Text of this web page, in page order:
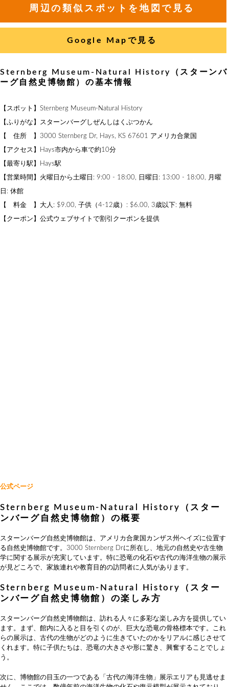
周辺の類似スポットを地図で見る
Google Mapで見る
Sternberg Museum-Natural History（スターンバ
ーグ自然史博物館）の基本情報
【スポット】Sternberg Museum-Natural History
【ふりがな】スターンバーグしぜんしはくぶつかん
【 住所 】3000 Sternberg Dr, Hays, KS 67601 アメリカ合衆国
【アクセス】Hays市内から車で約10分
【最寄り駅】Hays駅
【営業時間】火曜日から土曜日: 9:00 - 18:00, 日曜日: 13:00 - 18:00, 月曜
日: 休館
【 料金 】大人: $9.00, 子供（4-12歳）: $6.00, 3歳以下: 無料
【クーポン】公式ウェブサイトで割引クーポンを提供
公式ページ
Sternberg Museum-Natural History（スター
ンバーグ自然史博物館）の概要
スターンバーグ自然史博物館は、アメリカ合衆国カンザス州ヘイズに位置す
る自然史博物館です。3000 Sternberg Drに所在し、地元の自然史や古生物
学に関する展示が充実しています。特に恐竜の化石や古代の海洋生物の展示
が見どころで、家族連れや教育目的の訪問者に人気があります。
Sternberg Museum-Natural History（スター
ンバーグ自然史博物館）の楽しみ方
スターンバーグ自然史博物館は、訪れる人々に多彩な楽しみ方を提供してい
ます。まず、館内に入ると目を引くのが、巨大な恐竜の骨格標本です。これ
らの展示は、古代の生物がどのように生きていたのかをリアルに感じさせて
くれます。特に子供たちは、恐竜の大きさや形に驚き、興奮することでしょ
う。
次に、博物館の目玉の一つである「古代の海洋生物」展示エリアも見逃せま